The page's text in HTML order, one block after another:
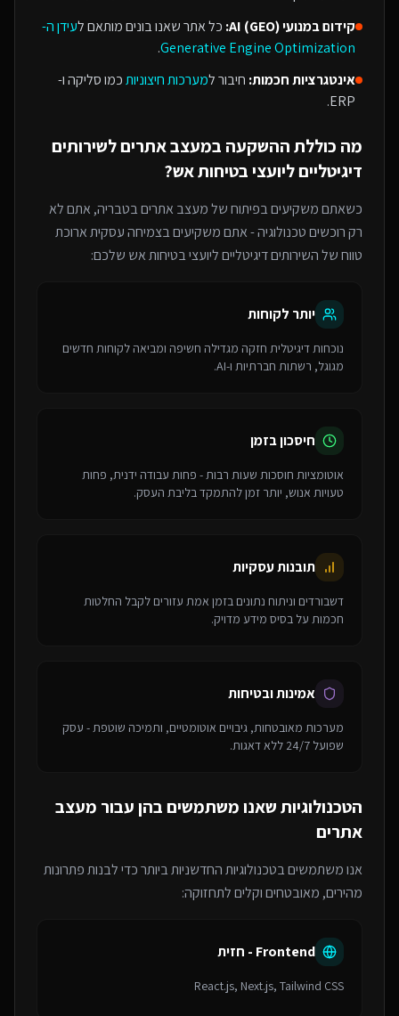
קידום במנועי AI (GEO):
כל אתר שאנו בונים מותאם לעידן ה-
Generative Engine Optimization
.
אינטגרציות חכמות: חיבור למערכות חיצוניותכמו סליקה ו-
ERP.
מה כוללת ההשקעה במעצב אתריםלשירותים
דיגיטליים ליועצי בטיחות אש?
כשאתם משקיעים בפיתוח שלמעצב אתריםבטבריה, אתם לא
רק רוכשים טכנולוגיה - אתם משקיעים בצמיחה עסקית ארוכת
טווח של השירותים דיגיטליים ליועצי בטיחות אש שלכם:
יותר לקוחות
נוכחות דיגיטלית חזקה מגדילה חשיפה ומביאה לקוחות חדשים
מגוגל, רשתות חברתיות ו-AI.
חיסכון בזמן
אוטומציות חוסכות שעות רבות - פחות עבודה ידנית, פחות
טעויות אנוש, יותר זמן להתמקד בליבת העסק.
תובנות עסקיות
דשבורדים וניתוח נתונים בזמן אמת עזורים לקבל החלטות
חכמות על בסיס מידע מדויק.
אמינות ובטיחות
מערכות מאובטחות, גיבויים אוטומטיים, ותמיכה שוטפת - עסק
שפועל 24/7 ללא דאגות.
הטכנולוגיות שאנו משתמשים בהן עבור מעצב
אתרים
אנו משתמשים בטכנולוגיות החדשניות ביותר כדי לבנות פתרונות
מהירים, מאובטחים וקלים לתחזוקה:
Frontend - חזית
React.js, Next.js, Tailwind CSS